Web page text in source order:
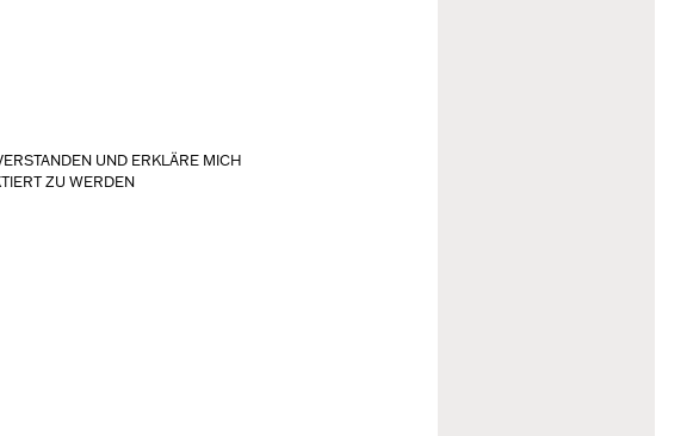
UND ERKLÄRE MICH
ZU WERDEN